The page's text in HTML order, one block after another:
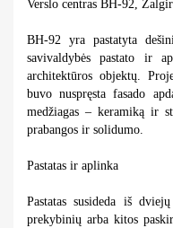
Verslo centras BH-92,
BH-92 yra pastatyta
savivaldybės pastato ir
architektūros objektų.
buvo nuspręsta fasado
medžiagas – keramiką ir
prabangos ir solidumo.
Pastatas ir aplinka
Pastatas susideda iš
prekybinių arba kitos